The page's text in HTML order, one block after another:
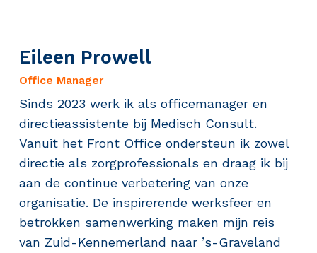
Eileen Prowell
Office Manager
Sinds 2023 werk ik als officemanager en
directieassistente bij Medisch Consult.
Vanuit het Front Office ondersteun ik zowel
directie als zorgprofessionals en draag ik bij
aan de continue verbetering van onze
organisatie. De inspirerende werksfeer en
betrokken samenwerking maken mijn reis
van Zuid-Kennemerland naar ’s-Graveland